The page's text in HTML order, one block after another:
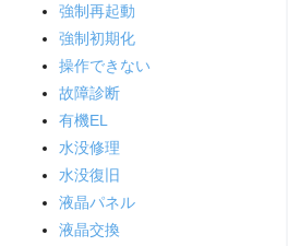
強制再起動
強制初期化
操作できない
故障診断
有機EL
水没修理
水没復旧
液晶パネル
液晶交換